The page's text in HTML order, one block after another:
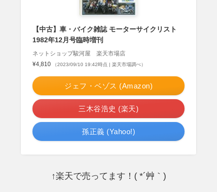
【中古】車・バイク雑誌 モーターサイクリスト
1982年12月号臨時増刊
ネットショップ駿河屋 楽天市場店
¥4,810
（2023/09/10 19:42時点 | 楽天市場調べ）
ジェフ・ベゾス (Amazon)
三木谷浩史 (楽天)
孫正義 (Yahoo!)
↑楽天で売ってます！( *´艸｀)